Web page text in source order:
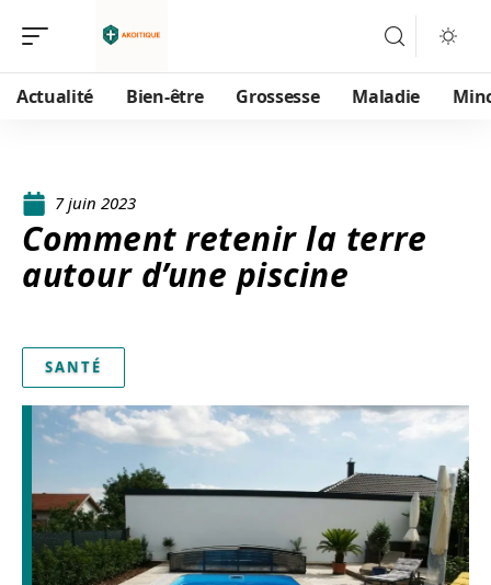
Actualité Bien-être Grossesse Maladie
7 juin 2023
Comment retenir la terre
autour d’une piscine
SANTÉ